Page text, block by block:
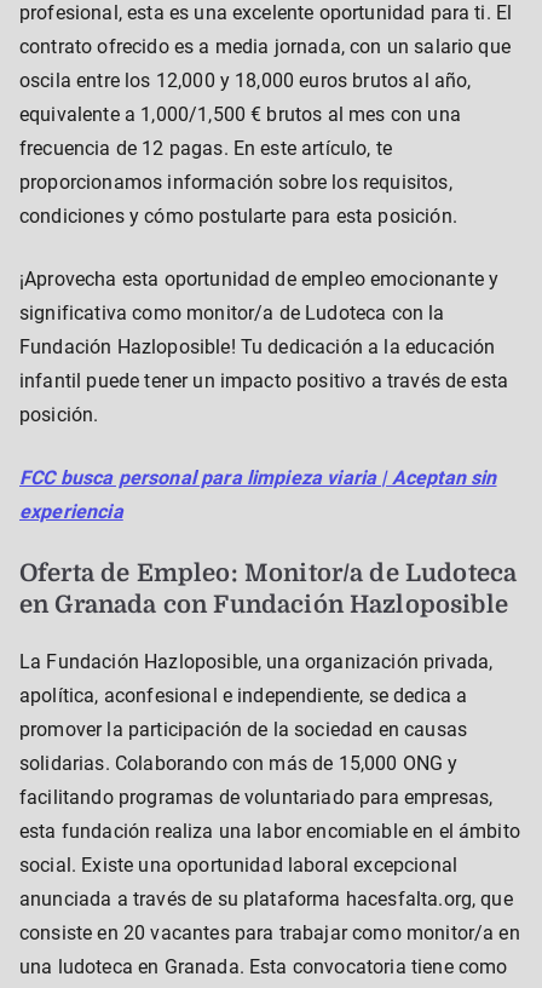
profesional, esta es una excelente oportunidad para ti. El
contrato ofrecido es a media jornada, con un salario que
oscila entre los 12,000 y 18,000 euros brutos al año,
equivalente a 1,000/1,500 € brutos al mes con una
frecuencia de 12 pagas. En este artículo, te
proporcionamos información sobre los requisitos,
condiciones y cómo postularte para esta posición.
¡Aprovecha esta oportunidad de empleo emocionante y
significativa como monitor/a de Ludoteca con la
Fundación Hazloposible! Tu dedicación a la educación
infantil puede tener un impacto positivo a través de esta
posición.
FCC busca personal para limpieza viaria | Aceptan sin
experiencia
Oferta de Empleo: Monitor/a de Ludoteca
en Granada con Fundación Hazloposible
La Fundación Hazloposible, una organización privada,
apolítica, aconfesional e independiente, se dedica a
promover la participación de la sociedad en causas
solidarias. Colaborando con más de 15,000 ONG y
facilitando programas de voluntariado para empresas,
esta fundación realiza una labor encomiable en el ámbito
social. Existe una oportunidad laboral excepcional
anunciada a través de su plataforma hacesfalta.org, que
consiste en 20 vacantes para trabajar como monitor/a en
una ludoteca en Granada. Esta convocatoria tiene como